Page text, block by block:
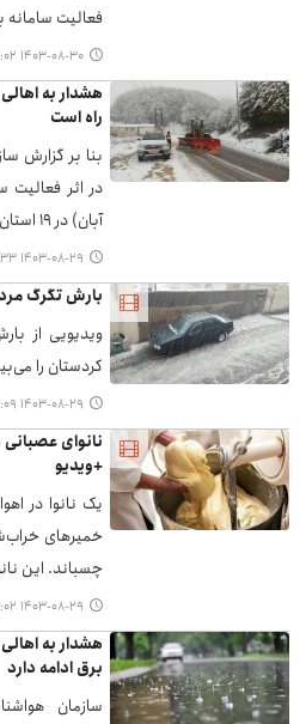
فعالیت سامانه
۱۴۰۳-۰۸-۳۰ ۱۷:۰۲
راه است
بنا بر گزارش
آبان) در ۱۹ استان پیش‌بینی می‌شود.
۱۴۰۳-۰۸-۲۹ ۱۸:۳۳
بارش تگرگ
ویدیویی از
کردستان را
۱۴۰۳-۰۸-۲۹ ۱۳:۰۹
نانوای
+ویدیو
یک نانوا در
خمیرهای
چسباند. این
۱۴۰۳-۰۸-۲۹ ۱۳:۰۲
برق ادامه دارد
سازمان